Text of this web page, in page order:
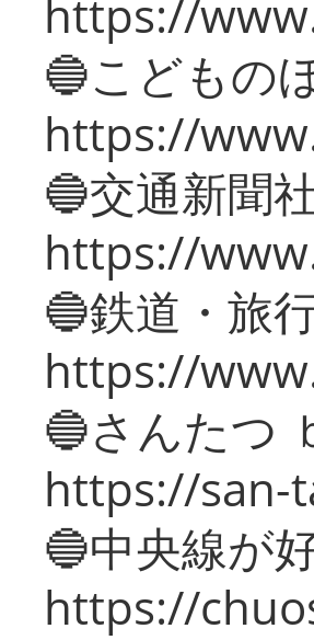
https://
🔵こどもの
https://
🔵交通新聞
https://
🔵鉄道・旅
https://
🔵さんたつ
https://san-
🔵中央線が
https://